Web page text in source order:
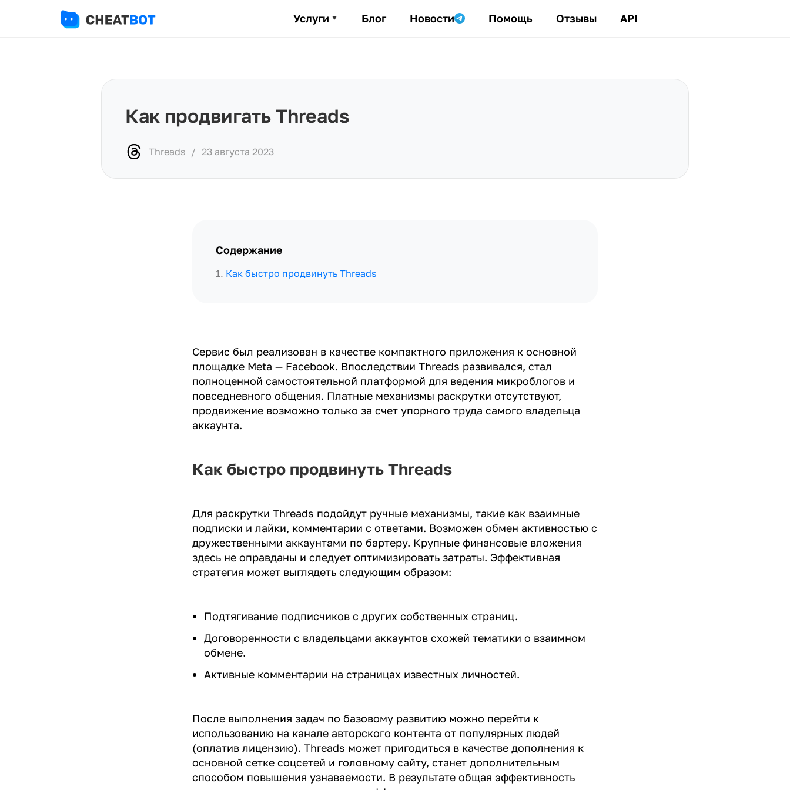
Услуги Блог Новости Помощь Отзывы API
Как продвигать Threads
Threads / 23 августа 2023
Содержание
1. Как быстро продвинуть Threads
Сервис был реализован в качестве компактного приложения к основной
площадке Meta — Facebook. Впоследствии Threads развивался, стал
полноценной самостоятельной платформой для ведения микроблогов и
повседневного общения. Платные механизмы раскрутки отсутствуют,
продвижение возможно только за счет упорного труда самого владельца
аккаунта.
Как быстро продвинуть Threads
Для раскрутки Threads подойдут ручные механизмы, такие как взаимные
подписки и лайки, комментарии с ответами. Возможен обмен активностью с
дружественными аккаунтами по бартеру. Крупные финансовые вложения
здесь не оправданы и следует оптимизировать затраты. Эффективная
стратегия может выглядеть следующим образом:
Подтягивание подписчиков с других собственных страниц.
Договоренности с владельцами аккаунтов схожей тематики о взаимном
обмене.
Активные комментарии на страницах известных личностей.
После выполнения задач по базовому развитию можно перейти к
использованию на канале авторского контента от популярных людей
(оплатив лицензию). Threads может пригодиться в качестве дополнения к
основной сетке соцсетей и головному сайту, станет дополнительным
способом повышения узнаваемости. В результате общая эффективность